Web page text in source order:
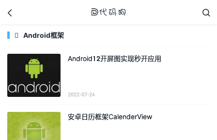

 
 Android框架
Android12开屏图实现秒开应用
2022-07-24
安卓日历框架CalenderView